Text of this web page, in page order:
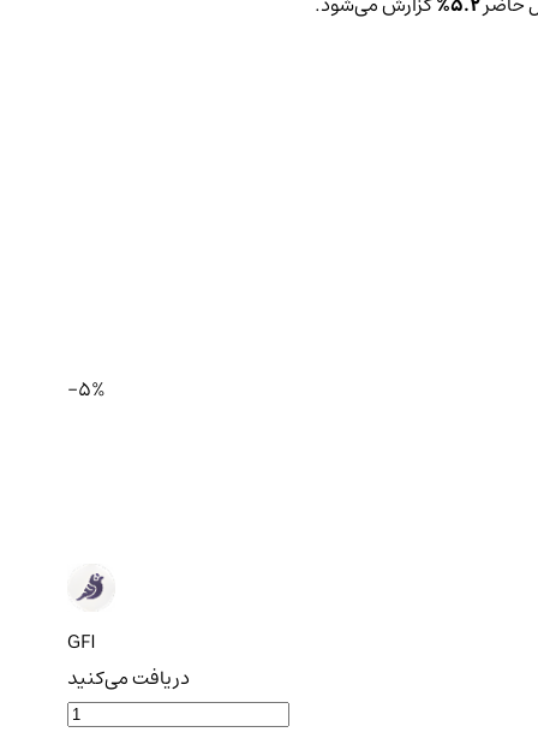
-5%
GFI
دریافت می‌کنید